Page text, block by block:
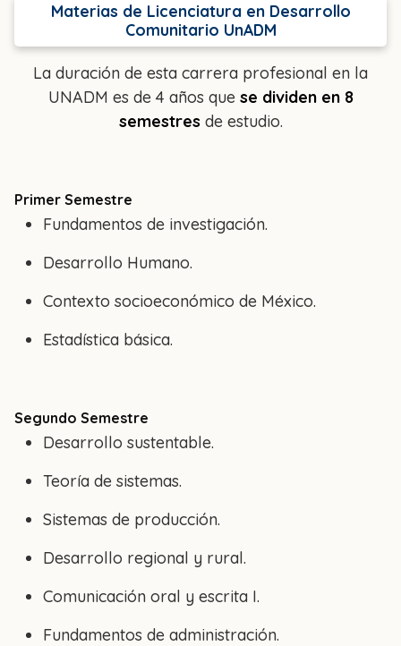
Materias de Licenciatura en Desarrollo
Comunitario UnADM
La duración de esta carrera profesional en la
UNADM es de 4 años que se dividen en 8
semestres de estudio.
Primer Semestre
Fundamentos de investigación.
Desarrollo Humano.
Contexto socioeconómico de México.
Estadística básica.
Segundo Semestre
Desarrollo sustentable.
Teoría de sistemas.
Sistemas de producción.
Desarrollo regional y rural.
Comunicación oral y escrita I.
Fundamentos de administración.